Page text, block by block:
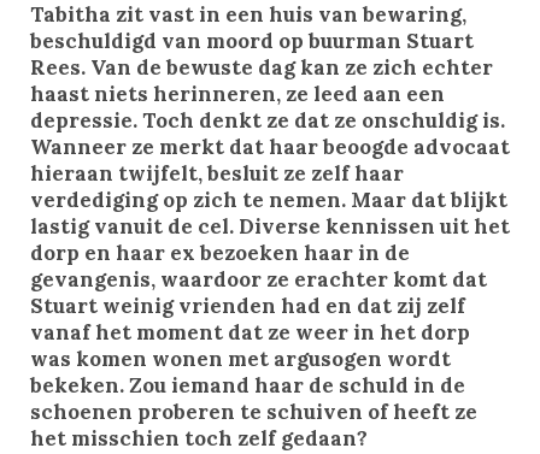
Tabitha zit vast in een huis van bewaring,
beschuldigd van moord op buurman Stuart
Rees. Van de bewuste dag kan ze zich echter
haast niets herinneren, ze leed aan een
depressie. Toch denkt ze dat ze onschuldig is.
Wanneer ze merkt dat haar beoogde advocaat
hieraan twijfelt, besluit ze zelf haar
verdediging op zich te nemen. Maar dat blijkt
lastig vanuit de cel. Diverse kennissen uit het
dorp en haar ex bezoeken haar in de
gevangenis, waardoor ze erachter komt dat
Stuart weinig vrienden had en dat zij zelf
vanaf het moment dat ze weer in het dorp
was komen wonen met argusogen wordt
bekeken. Zou iemand haar de schuld in de
schoenen proberen te schuiven of heeft ze
het misschien toch zelf gedaan?